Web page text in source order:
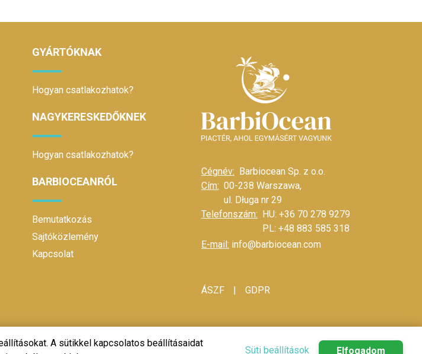
GYÁRTÓKNAK
Hogyan csatlakozhatok?
NAGYKERESKEDŐKNEK
Hogyan csatlakozhatok?
BARBIOCEANRÓL
Bemutatkozás
Sajtóközlemény
Kapcsolat
Cégnév: Barbiocean Sp. z o.o.
Cím: 00-238 Warszawa,
ul. Długa nr 29
Telefonszám: HU: +36 70 278 9279
PL: +48 883 585 318
E-mail: info@barbiocean.com
ÁSZF | GDPR
A sütikkel kapcsolatos beállításaidat
Süti beállítások Elfogadom